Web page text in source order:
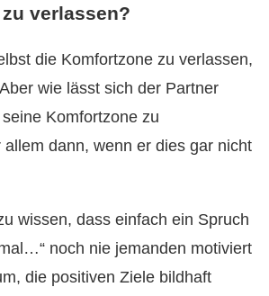
verlassen?
die Komfortzone zu verlassen,
wie lässt sich der Partner
Komfortzone zu
allem dann, wenn er dies gar nicht
wissen, dass einfach ein Spruch
noch nie jemanden motiviert
die positiven Ziele bildhaft